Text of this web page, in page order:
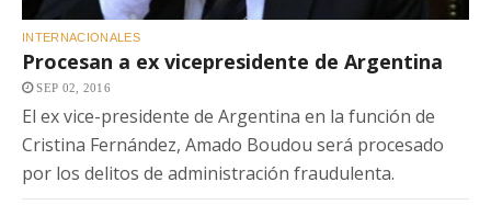
INTERNACIONALES
Procesan a ex vicepresidente de Argentina
SEP 02, 2016
El ex vice-presidente de Argentina en la función de
Cristina Fernández, Amado Boudou será procesado
por los delitos de administración fraudulenta.